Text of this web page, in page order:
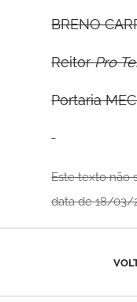
BRENOC
ReitorPro
Portaria
Este texto não
data de 18/03/